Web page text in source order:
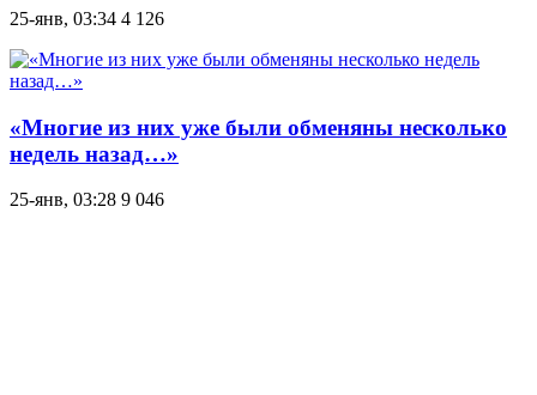
25-янв, 03:34 4 126
«Многие из них уже были обменяны несколько
недель назад…»
25-янв, 03:28 9 046